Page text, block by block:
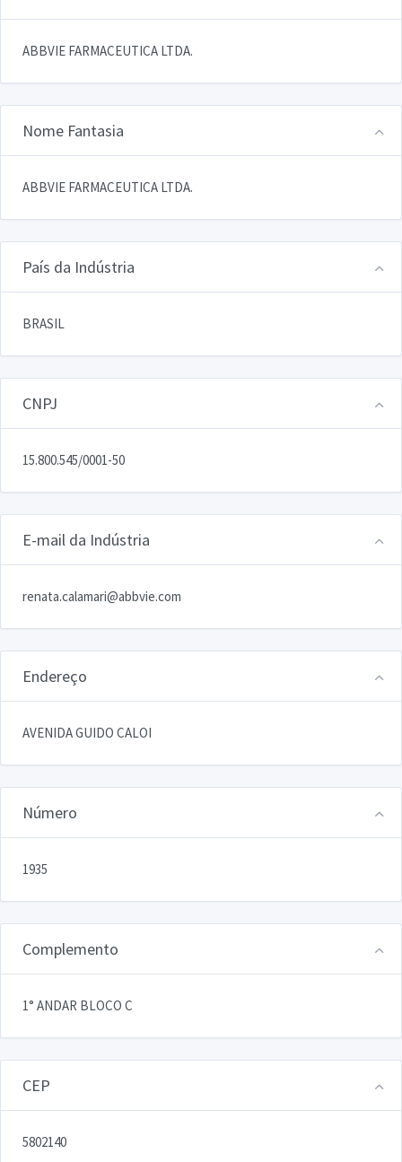
ABBVIE FARMACEUTICA LTDA.
Nome Fantasia
ABBVIE FARMACEUTICA LTDA.
País da Indústria
BRASIL
CNPJ
15.800.545/0001-50
E-mail da Indústria
renata.calamari@abbvie.com
Endereço
AVENIDA GUIDO CALOI
Número
1935
Complemento
1° ANDAR BLOCO C
CEP
5802140